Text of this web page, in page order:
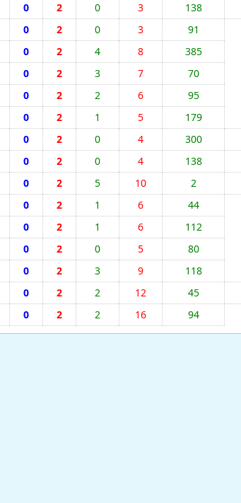
0 2 0 3 138
0 2 0 3
91
0 2 4 8
385
0 2 3 7
70
0 2 2 6
95
0 2 1 5
179
0 2 0 4 300
0 2 0 4 138
0 2 5 10 2
0 2 1 6
44
0 2 1 6
112
0 2 0 5
80
0 2 3 9
118
0 2 2 12 45
0 2 2 16 94